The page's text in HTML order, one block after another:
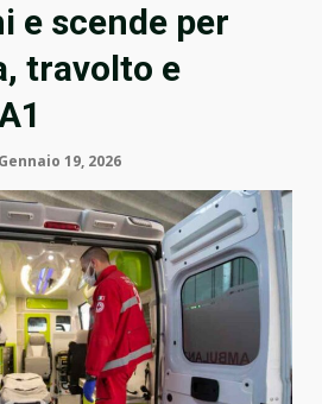
e scende per
travolto e
Gennaio 19, 2026